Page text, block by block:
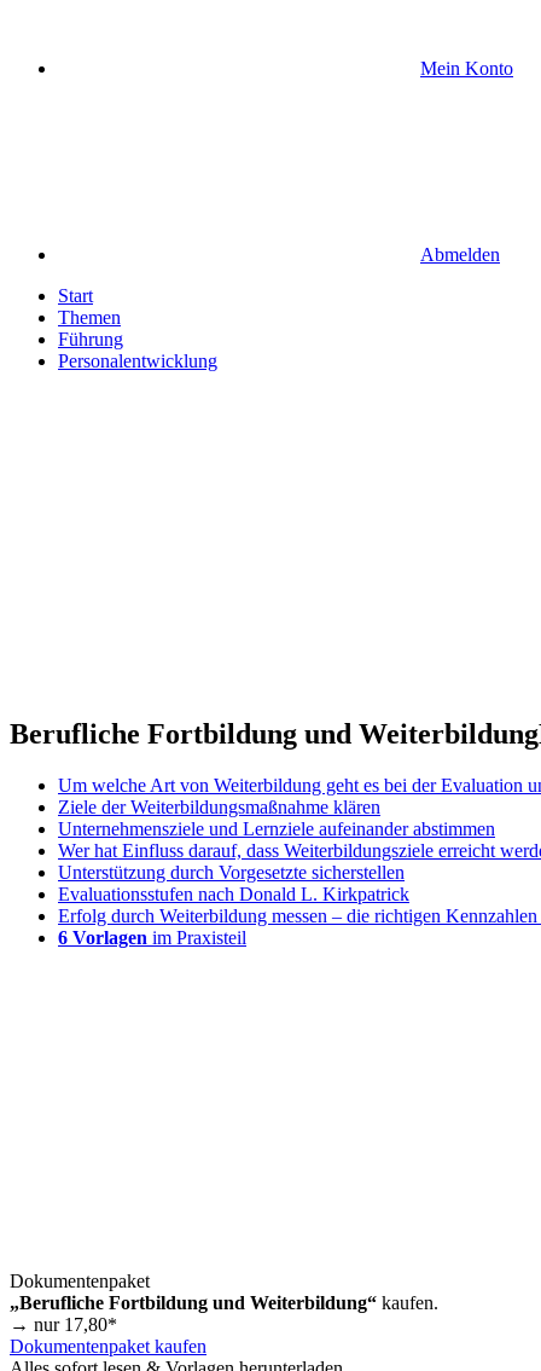
Mein Konto
Abmelden
Start
Themen
Führung
Personalentwicklung
Berufliche Fortbildung und Weiterbildung
Um welche Art von Weiterbildung geht es bei der Evaluation
Ziele der Weiterbildungsmaßnahme klären
Unternehmensziele und Lernziele aufeinander abstimmen
Wer hat Einfluss darauf, dass Weiterbildungsziele erreicht
Unterstützung durch Vorgesetzte sicherstellen
Evaluationsstufen nach Donald L. Kirkpatrick
Erfolg durch Weiterbildung messen – die richtigen Kennzahlen
6 Vorlagen im Praxisteil
Dokumentenpaket
„Berufliche Fortbildung und Weiterbildung“ kaufen.
→ nur 17,80*
Dokumentenpaket kaufen